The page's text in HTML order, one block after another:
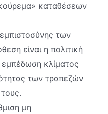
καταθέσεων
των
είναι η πολιτική
κλίματος
των τραπεζών
μη